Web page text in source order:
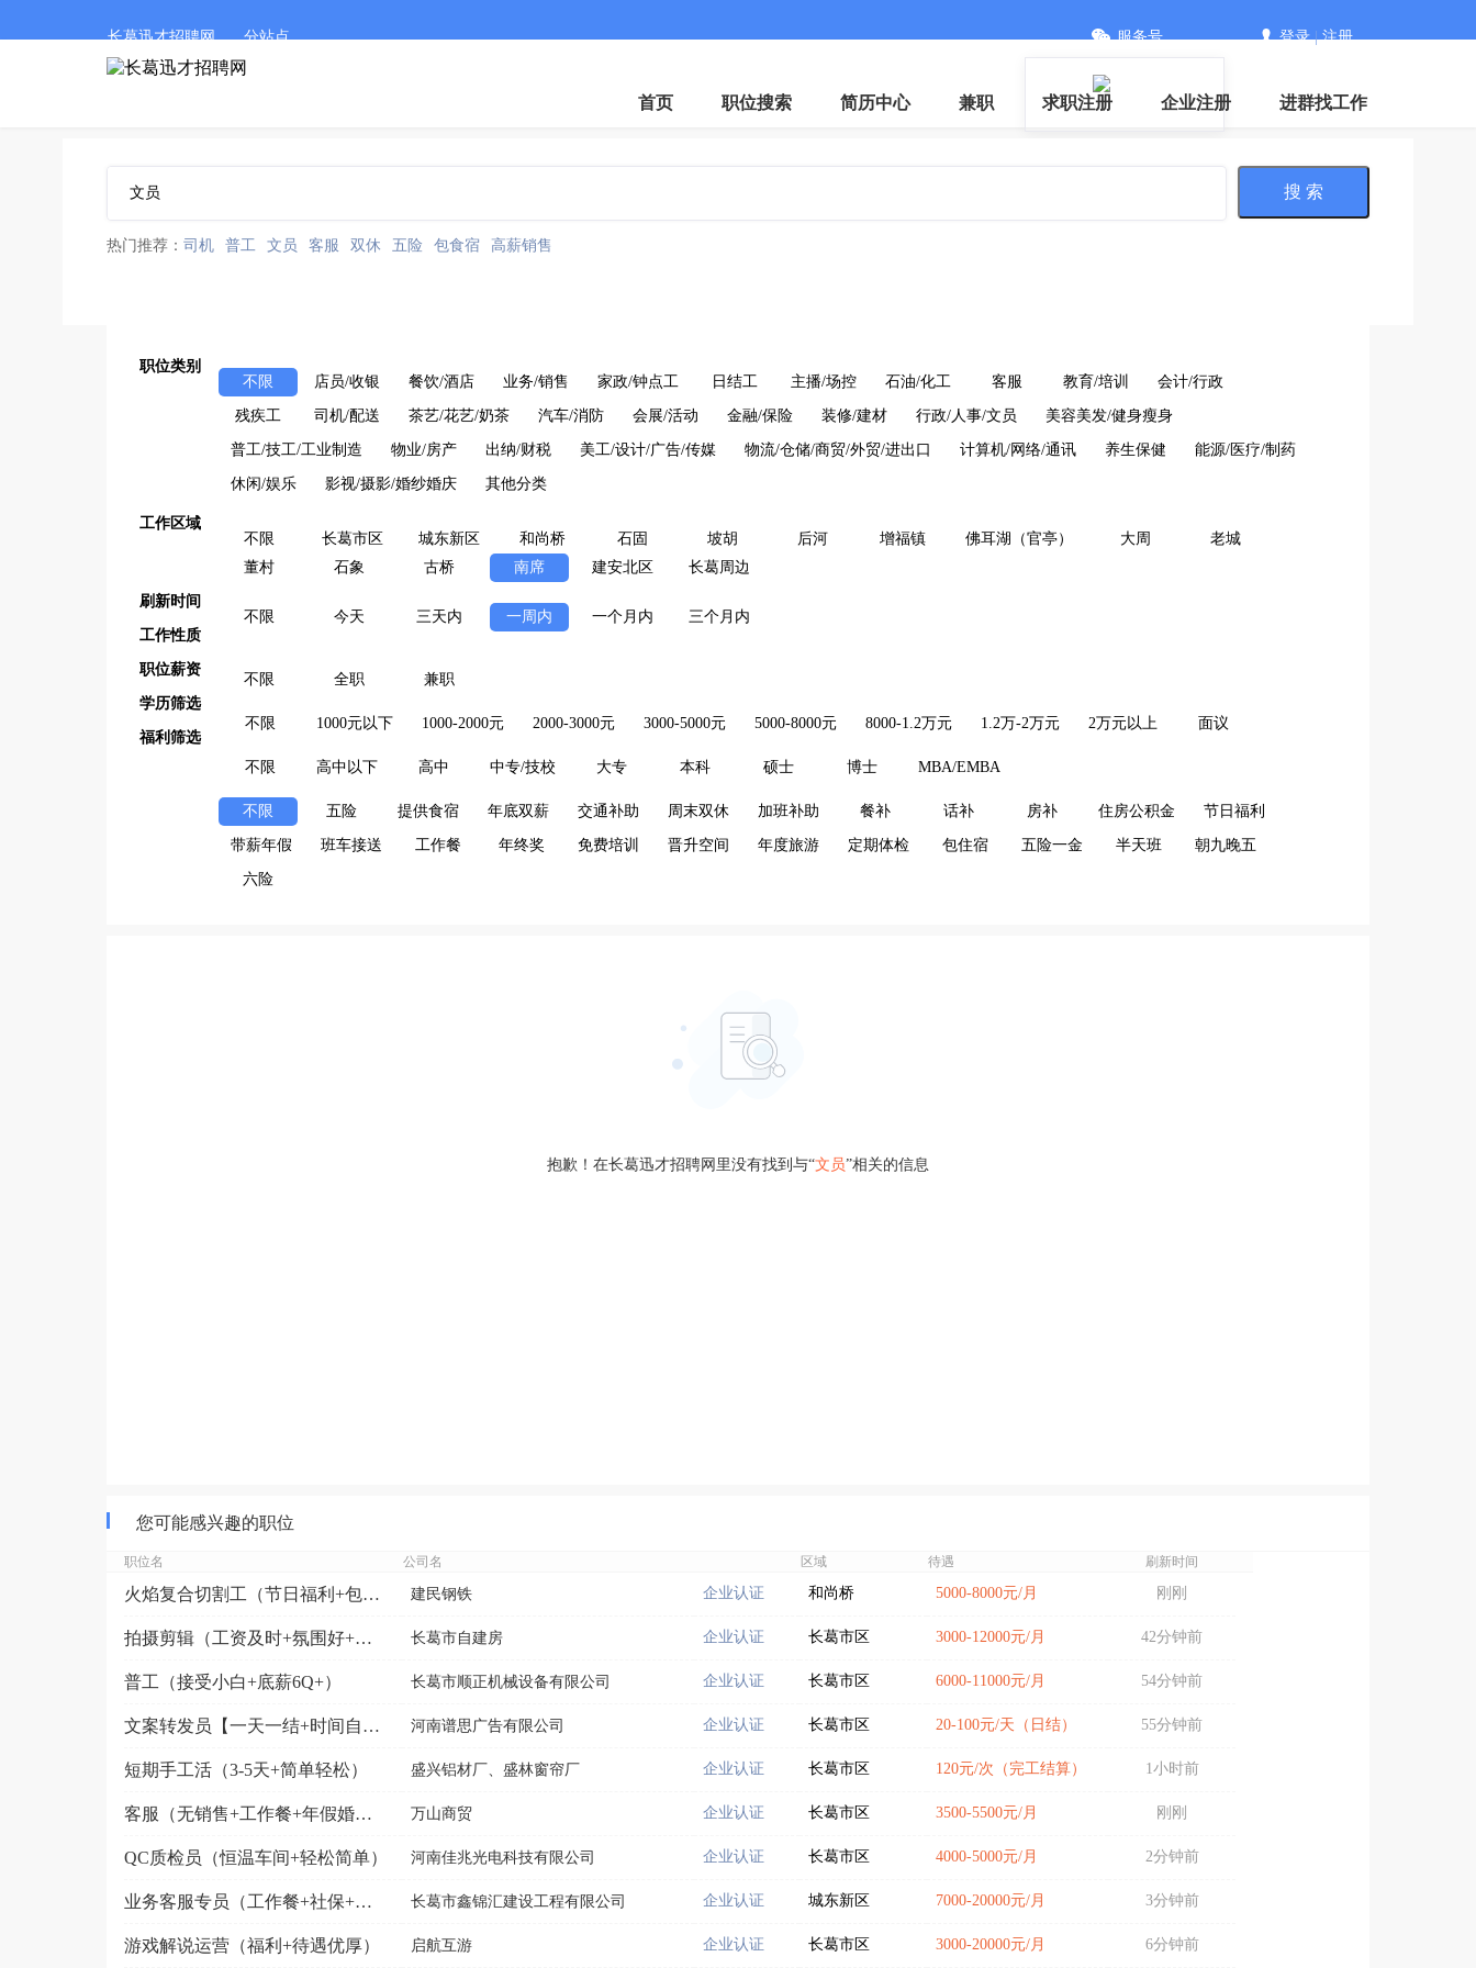
长葛迅才招聘网 分站点 服务号 登录|注册
首页 职位搜索 简历中心 兼职 求职注册 企业注册 进群找工作
搜 索
热门推荐： 司机 普工 文员 客服 双休 五险 包食宿 高薪销售
职位类别
不限
店员/收银 餐饮/酒店 业务/销售 家政/钟点工 日结工 主播/场控 石油/化工 客服 教育/培训 会计/行政
残疾工 司机/配送 茶艺/花艺/奶茶 汽车/消防 会展/活动 金融/保险 装修/建材 行政/人事/文员 美容美发/健身瘦身
普工/技工/工业制造 物业/房产 出纳/财税 美工/设计/广告/传媒 物流/仓储/商贸/外贸/进出口 计算机/网络/通讯 养生保健 能源/医疗/制药
休闲/娱乐 影视/摄影/婚纱婚庆 其他分类
工作区域
不限
长葛市区 城东新区 和尚桥 石固 坡胡 后河 增福镇 佛耳湖（官亭） 大周
老城
董村
石象 古桥 南席 建安北区 长葛周边
刷新时间
不限
今天 三天内 一周内 一个月内
三个月内
工作性质
不限 全职 兼职
职位薪资
不限 1000元以下 1000-2000元 2000-3000元 3000-5000元 5000-8000元 8000-1.2万元 1.2万-2万元 2万元以上 面议
学历筛选
不限 高中以下 高中 中专/技校 大专 本科 硕士 博士 MBA/EMBA
福利筛选
不限 五险 提供食宿 年底双薪 交通补助 周末双休 加班补助 餐补 话补 房补 住房公积金 节日福利
带薪年假 班车接送 工作餐 年终奖 免费培训 晋升空间 年度旅游 定期体检 包住宿 五险一金 半天班 朝九晚五
六险
抱歉！在长葛迅才招聘网里没有找到与“文员”相关的信息
您可能感兴趣的职位
职位名 公司名 区域 待遇 刷新时间
火焰复合切割工（节日福利+包食宿+工资及时） 建民钢铁 企业认证 和尚桥 5000-8000元/月 刚刚
拍摄剪辑（工资及时+氛围好+节日福利） 长葛市自建房 企业认证 长葛市区 3000-12000元/月 42分钟前
普工（接受小白+底薪6Q+） 长葛市顺正机械设备有限公司 企业认证 长葛市区 6000-11000元/月 54分钟前
文案转发员【一天一结+时间自由】 河南谱思广告有限公司 企业认证 长葛市区 20-100元/天（日结） 55分钟前
短期手工活（3-5天+简单轻松） 盛兴铝材厂、盛林窗帘厂 企业认证 长葛市区 120元/次（完工结算） 1小时前
客服（无销售+工作餐+年假婚假） 万山商贸 企业认证 长葛市区 3500-5500元/月 刚刚
QC质检员（恒温车间+轻松简单） 河南佳兆光电科技有限公司 企业认证 长葛市区 4000-5000元/月 2分钟前
业务客服专员（工作餐+社保+福利） 长葛市鑫锦汇建设工程有限公司 企业认证 城东新区 7000-20000元/月 3分钟前
游戏解说运营（福利+待遇优厚） 启航互游 企业认证 长葛市区 3000-20000元/月 6分钟前